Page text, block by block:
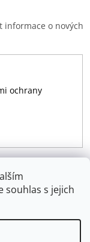
souhlas s jejich
informace o nových
ochrany